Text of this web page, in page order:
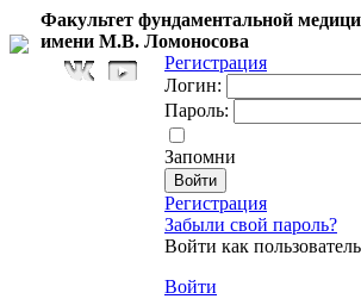
Факультет фундаментальной
имени М.В. Ломоносова
Регистрация
Логин:
Пароль:
Запомни
Регистрация
Забыли свой пароль?
Войти как
Войти